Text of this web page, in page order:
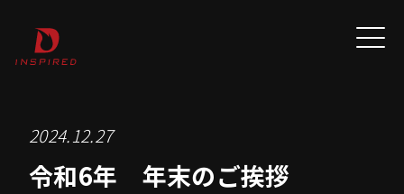
2024.12.27
令和6年 年末のご挨拶